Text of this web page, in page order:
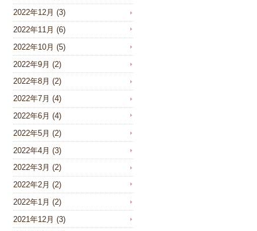
2022年12月 (3)
2022年11月 (6)
2022年10月 (5)
2022年9月 (2)
2022年8月 (2)
2022年7月 (4)
2022年6月 (4)
2022年5月 (2)
2022年4月 (3)
2022年3月 (2)
2022年2月 (2)
2022年1月 (2)
2021年12月 (3)